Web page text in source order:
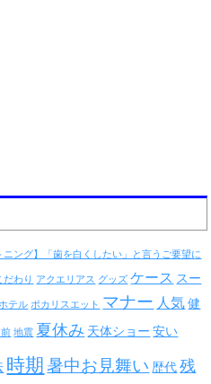
ング】「歯を白くしたい」と言うご要望に
だわり アクエリアス グッズ ケース スー
ホテル ポカリスエット マナー 人気 健
地震 夏休み 天体ショー 安い
時期 暑中お見舞い 歴代 残